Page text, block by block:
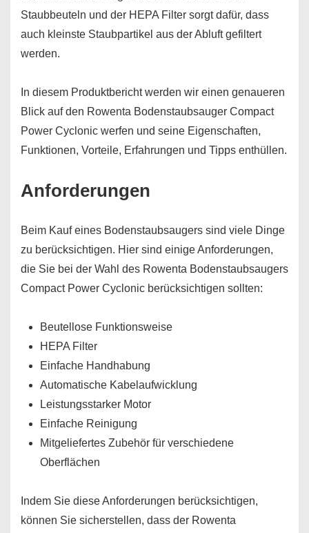
Staubbeuteln und der HEPA Filter sorgt dafür, dass
auch kleinste Staubpartikel aus der Abluft gefiltert
werden.
In diesem Produktbericht werden wir einen genaueren
Blick auf den Rowenta Bodenstaubsauger Compact
Power Cyclonic werfen und seine Eigenschaften,
Funktionen, Vorteile, Erfahrungen und Tipps enthüllen.
Anforderungen
Beim Kauf eines Bodenstaubsaugers sind viele Dinge
zu berücksichtigen. Hier sind einige Anforderungen,
die Sie bei der Wahl des Rowenta Bodenstaubsaugers
Compact Power Cyclonic berücksichtigen sollten:
Beutellose Funktionsweise
HEPA Filter
Einfache Handhabung
Automatische Kabelaufwicklung
Leistungsstarker Motor
Einfache Reinigung
Mitgeliefertes Zubehör für verschiedene
Oberflächen
Indem Sie diese Anforderungen berücksichtigen,
können Sie sicherstellen, dass der Rowenta